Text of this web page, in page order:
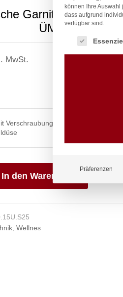
Garnitur 3/4″ Ø
ÜM
MwSt.
Verschraubungen aus Edelstahl mit
In den Warenkorb
, Wellnes
können Ihre Auswahl
dass aufgrund
verfügbar sind.
Es folgt eine
Präferenzen